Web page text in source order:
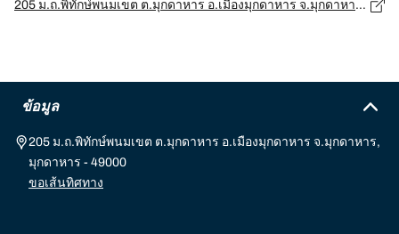
205 ม.ถ.พิทักษ์พนมเขต ต.มุกดาหาร อ.เมืองมุกดาหาร จ.มุกดาหาร, มุกดาหาร - 49000
ข้อมูล
205 ม.ถ.พิทักษ์พนมเขต ต.มุกดาหาร อ.เมืองมุกดาหาร จ.มุกดาหาร,
มุกดาหาร - 49000
ขอเส้นทิศทาง